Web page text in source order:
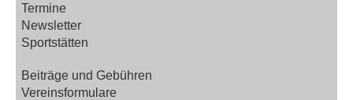
Termine
Newsletter
Sportstätten
Beiträge und Gebühren
Vereinsformulare